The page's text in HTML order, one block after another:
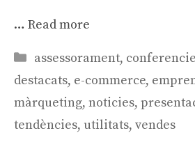
… Read more
Categories
assessorament,
destacats, e-commerce,
màrqueting, noticies,
tendències, utilitats, vendes